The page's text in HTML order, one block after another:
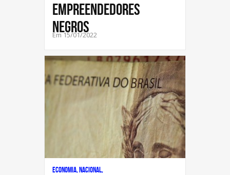
empreendedores
negros
Em 15/01/2022
Economia, Nacional,